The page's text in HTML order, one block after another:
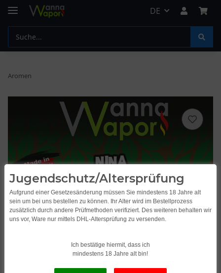
DE
Aromen
Jugendschutz/Altersprüfung
Aufgrund einer Gesetzesänderung müssen Sie mindestens 18 Jahre alt
sein um bei uns bestellen zu können. Ihr Alter wird im Bestellprozess
zusätzlich durch andere Prüfmethoden verifiziert. Des weiteren behalten wir
uns vor, Ware nur mittels DHL-Altersprüfung zu versenden.
Ich bestätige hiermit, dass ich
mindestens 18 Jahre alt bin!